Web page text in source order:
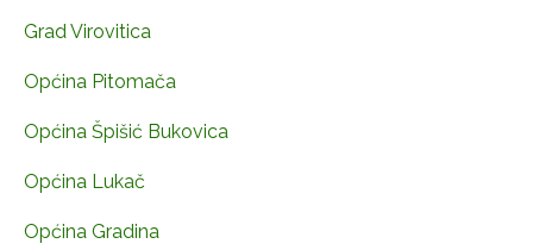
Grad Virovitica
Općina Pitomača
Općina Špišić Bukovica
Općina Lukač
Općina Gradina